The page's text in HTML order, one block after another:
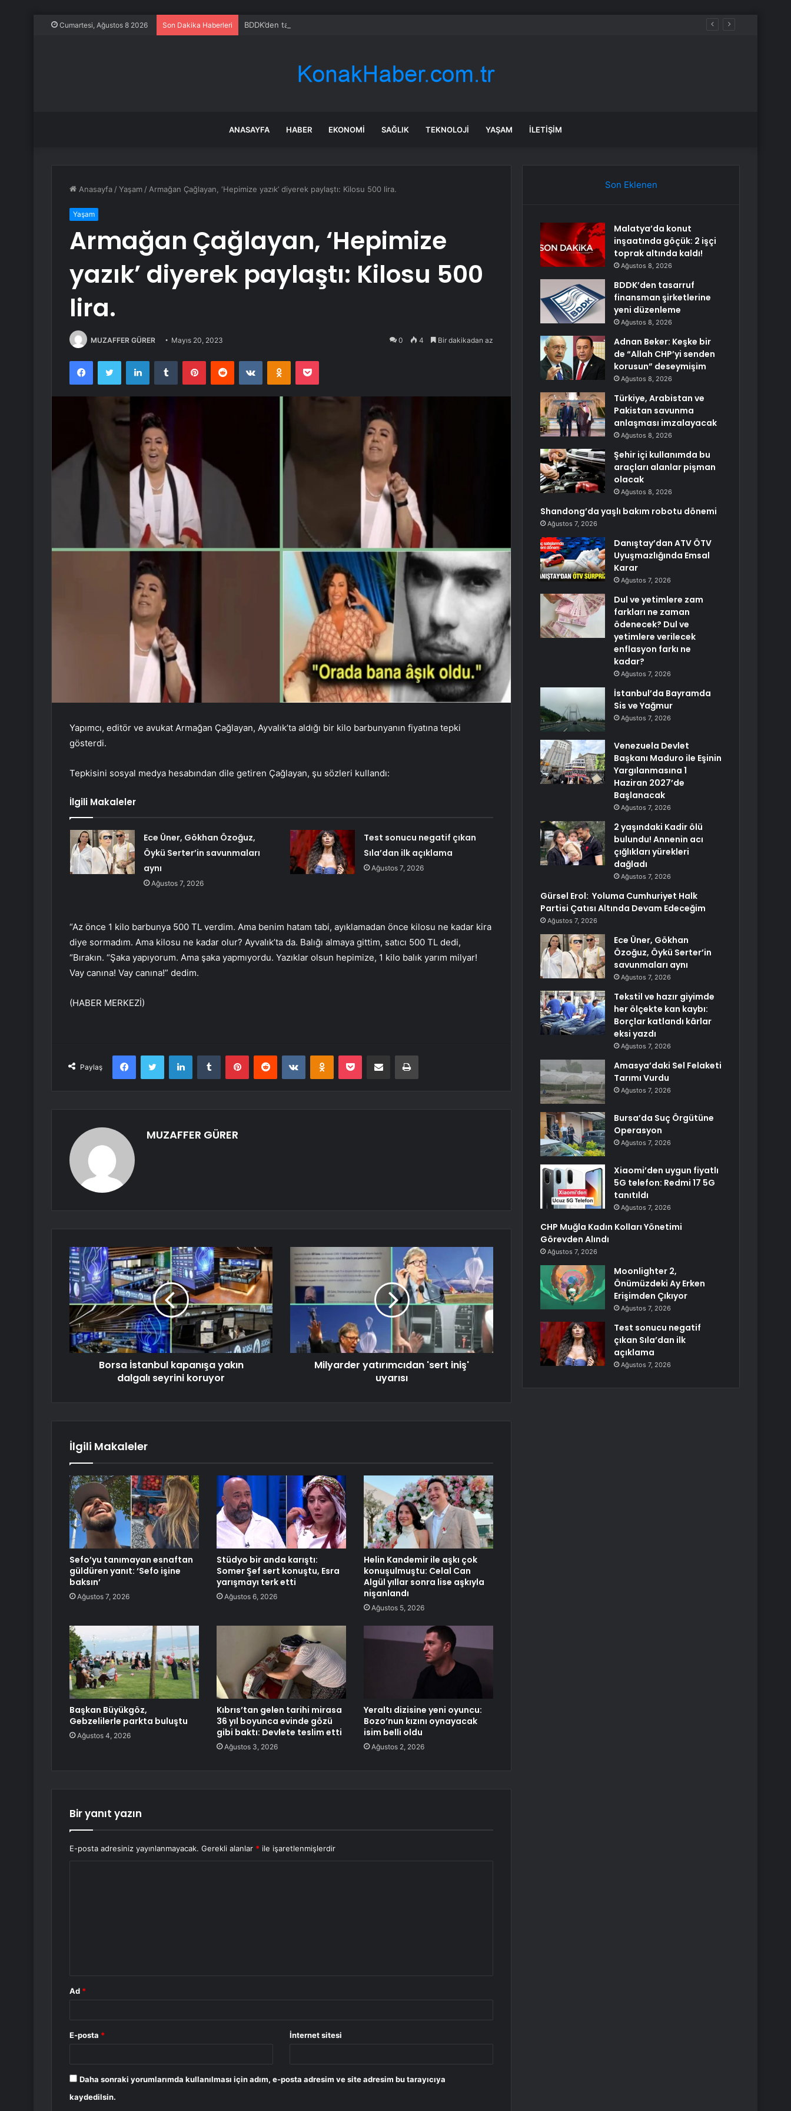
Cumartesi, Ağustos 8 2026 Son Dakika Haberleri BDDK’den tasarruf finansman şirketlerine yeni düzenleme
ANASAYFA HABER EKONOMI SAĞLIK TEKNOLOJI YAŞAM İLETIŞIM
Anasayfa /Yaşam / Armağan Çağlayan, ‘Hepimize yazık’ diyerek paylaştı: Kilosu 500 lira.
Yaşam
Armağan Çağlayan, ‘Hepimize
yazık’ diyerek paylaştı: Kilosu 500
lira.
MUZAFFER GÜRER Mayıs 20, 2023 0 4 Bir dakikadan az
FacebookTwitter LinkedInTumblr PinterestReddit VKontakteOdnoklassniki
Pocket
Yapımcı, editör ve avukat Armağan Çağlayan, Ayvalık’ta aldığı bir kilo barbunyanın fiyatına tepki
gösterdi.
Tepkisini sosyal medya hesabından dile getiren Çağlayan, şu sözleri kullandı:
İlgili Makaleler
Ece Üner, Gökhan Özoğuz,
Öykü Serter’in savunmaları
aynı
Ağustos 7, 2026
Test sonucu negatif çıkan
Sıla’dan ilk açıklama
Ağustos 7, 2026
“Az önce 1 kilo barbunya 500 TL verdim. Ama benim hatam tabi, ayıklamadan önce kilosu ne kadar kira
diye sormadım. Ama kilosu ne kadar olur? Ayvalık’ta da. Balığı almaya gittim, satıcı 500 TL dedi,
“Bırakın. “Şaka yapıyorum. Ama şaka yapmıyordu. Yazıklar olsun hepimize, 1 kilo balık yarım milyar!
Vay canına! Vay canına!” dedim.
(HABER MERKEZİ)
Paylaş
FacebookTwitter LinkedInTumblr PinterestReddit VKontakteOdnoklassniki
Pocket E-Posta ile paylaş Yazdır
MUZAFFER GÜRER
Borsa İstanbul kapanışa yakın
dalgalı seyrini koruyor
Milyarder yatırımcıdan 'sert iniş'
uyarısı
İlgili Makaleler
Sefo’yu tanımayan esnaftan
güldüren yanıt: ‘Sefo işine
baksın’
Ağustos 7, 2026
Stüdyo bir anda karıştı:
Somer Şef sert konuştu, Esra
yarışmayı terk etti
Ağustos 6, 2026
Helin Kandemir ile aşkı çok
konuşulmuştu: Celal Can
Algül yıllar sonra lise aşkıyla
nişanlandı
Ağustos 5, 2026
Başkan Büyükgöz,
Gebzelilerle parkta buluştu
Ağustos 4, 2026
Kıbrıs’tan gelen tarihi mirasa
36 yıl boyunca evinde gözü
gibi baktı: Devlete teslim etti
Ağustos 3, 2026
Yeraltı dizisine yeni oyuncu:
Bozo’nun kızını oynayacak
isim belli oldu
Ağustos 2, 2026
Bir yanıt yazın
E-posta adresiniz yayınlanmayacak. Gerekli alanlar * ile işaretlenmişlerdir
Ad *
E-posta * İnternet sitesi
Daha sonraki yorumlarımda kullanılması için adım, e-posta adresim ve site adresim bu tarayıcıya
kaydedilsin.
Son Eklenen
Malatya’da konut
inşaatında göçük: 2 işçi
toprak altında kaldı!
Ağustos 8, 2026
BDDK’den tasarruf
finansman şirketlerine
yeni düzenleme
Ağustos 8, 2026
Adnan Beker: Keşke bir
de “Allah CHP’yi senden
korusun” deseymişim
Ağustos 8, 2026
Türkiye, Arabistan ve
Pakistan savunma
anlaşması imzalayacak
Ağustos 8, 2026
Şehir içi kullanımda bu
araçları alanlar pişman
olacak
Ağustos 8, 2026
Shandong’da yaşlı bakım robotu dönemi
Ağustos 7, 2026
Danıştay’dan ATV ÖTV
Uyuşmazlığında Emsal
Karar
Ağustos 7, 2026
Dul ve yetimlere zam
farkları ne zaman
ödenecek? Dul ve
yetimlere verilecek
enflasyon farkı ne
kadar?
Ağustos 7, 2026
İstanbul’da Bayramda
Sis ve Yağmur
Ağustos 7, 2026
Venezuela Devlet
Başkanı Maduro ile Eşinin
Yargılanmasına 1
Haziran 2027’de
Başlanacak
Ağustos 7, 2026
2 yaşındaki Kadir ölü
bulundu! Annenin acı
çığlıkları yürekleri
dağladı
Ağustos 7, 2026
Gürsel Erol: Yoluma Cumhuriyet Halk
Partisi Çatısı Altında Devam Edeceğim
Ağustos 7, 2026
Ece Üner, Gökhan
Özoğuz, Öykü Serter’in
savunmaları aynı
Ağustos 7, 2026
Tekstil ve hazır giyimde
her ölçekte kan kaybı:
Borçlar katlandı kârlar
eksi yazdı
Ağustos 7, 2026
Amasya’daki Sel Felaketi
Tarımı Vurdu
Ağustos 7, 2026
Bursa’da Suç Örgütüne
Operasyon
Ağustos 7, 2026
Xiaomi’den uygun fiyatlı
5G telefon: Redmi 17 5G
tanıtıldı
Ağustos 7, 2026
CHP Muğla Kadın Kolları Yönetimi
Görevden Alındı
Ağustos 7, 2026
Moonlighter 2,
Önümüzdeki Ay Erken
Erişimden Çıkıyor
Ağustos 7, 2026
Test sonucu negatif
çıkan Sıla’dan ilk
açıklama
Ağustos 7, 2026